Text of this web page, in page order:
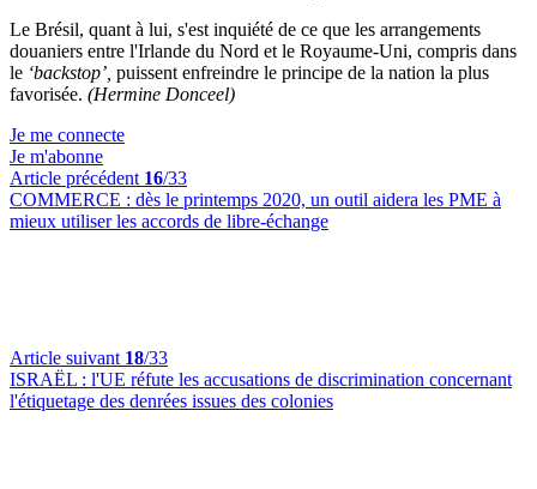
Le Brésil, quant à lui, s'est inquiété de ce que les arrangements
douaniers entre l'Irlande du Nord et le Royaume-Uni, compris dans
le ‘backstop’, puissent enfreindre le principe de la nation la plus
favorisée. (Hermine Donceel)
Je me connecte
Je m'abonne
Article précédent 16/33
COMMERCE : dès le printemps 2020, un outil aidera les PME à
mieux utiliser les accords de libre-échange
Article suivant 18/33
ISRAËL : l'UE réfute les accusations de discrimination concernant
l'étiquetage des denrées issues des colonies